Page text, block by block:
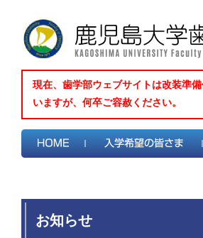
現在、歯学部ウェブサイトは改装準
いますが、何卒ご容赦ください。
お知らせ